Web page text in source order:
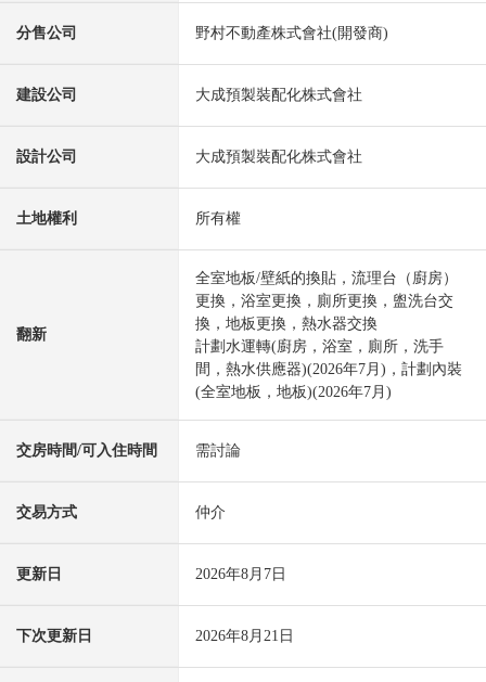
分售公司 野村不動產株式會社(開發商)
建設公司 大成預製裝配化株式會社
設計公司 大成預製裝配化株式會社
土地權利 所有權
翻新
全室地板/壁紙的換貼，流理台（廚房）
更換，浴室更換，廁所更換，盥洗台交
換，地板更換，熱水器交換
計劃水運轉(廚房，浴室，廁所，洗手
間，熱水供應器)(2026年7月)，計劃內裝
(全室地板，地板)(2026年7月)
交房時間/可入住時間 需討論
交易方式 仲介
更新日 2026年8月7日
下次更新日 2026年8月21日